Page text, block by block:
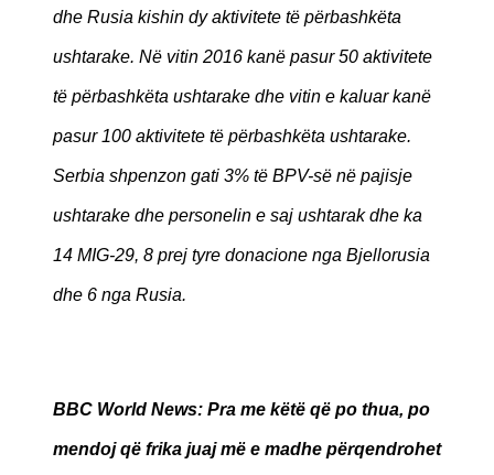
dhe Rusia kishin dy aktivitete të përbashkëta
ushtarake. Në vitin 2016 kanë pasur 50 aktivitete
të përbashkëta ushtarake dhe vitin e kaluar kanë
pasur 100 aktivitete të përbashkëta ushtarake.
Serbia shpenzon gati 3% të BPV-së në pajisje
ushtarake dhe personelin e saj ushtarak dhe ka
14 MIG-29, 8 prej tyre donacione nga Bjellorusia
dhe 6 nga Rusia.
BBC World News: Pra me këtë që po thua, po
mendoj që frika juaj më e madhe përqendrohet